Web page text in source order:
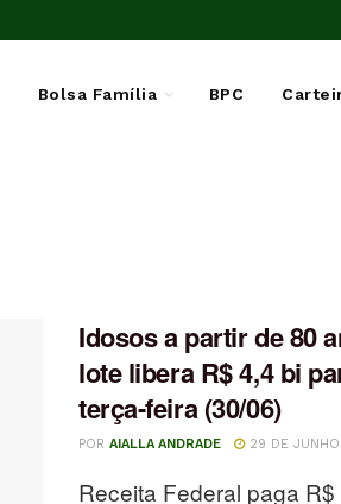
Bolsa Família BPC
Idosos a partir de 80
lote libera R$ 4,4 bi
terça-feira (30/06)
POR AIALLA ANDRADE 29 DE JUNHO
Receita Federal paga